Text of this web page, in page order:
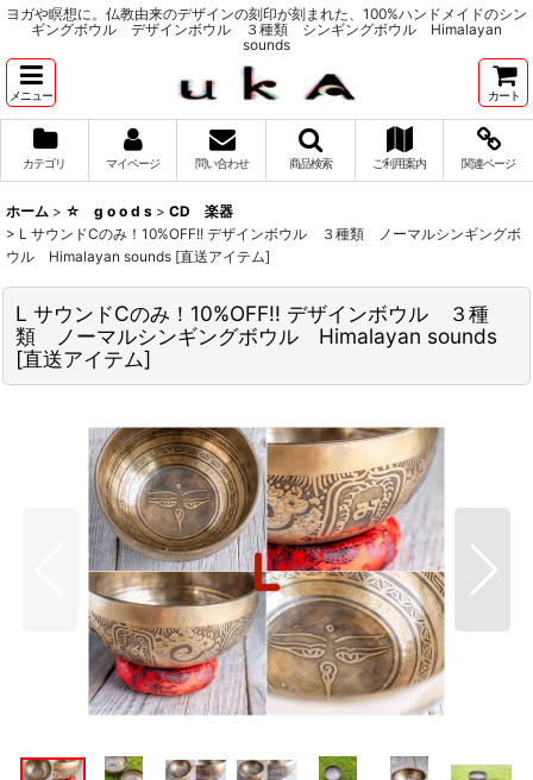
ヨガや瞑想に。仏教由来のデザインの刻印が刻まれた、100%ハンドメイドのシン
ギングボウル デザインボウル ３種類 シンギングボウル Himalayan
sounds
メニュー カート
カテゴリ マイページ 問い合わせ 商品検索 ご利用案内 関連ページ
ホーム > ☆ g o o d s > CD 楽器
> L サウンドCのみ！10%OFF!! デザインボウル ３種類 ノーマルシンギングボ
ウル Himalayan sounds [直送アイテム]
L サウンドCのみ！10%OFF!! デザインボウル ３種
類 ノーマルシンギングボウル Himalayan sounds
[直送アイテム]